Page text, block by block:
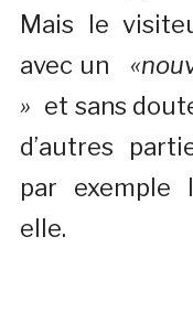
Mais le
avec un
» et sans
d’autres
par exemple
elle.